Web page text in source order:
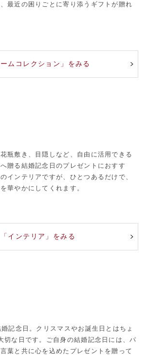
最近の困りごとに寄り添うギフトが贈れ
ームコレクション」をみる
瓶敷き、目隠しなど、自由に活用できる
贈る結婚記念日のプレゼントにおすす
インテリアですが、ひとつあるだけで、
華やかにしてくれます。
「インテリア」をみる
記念日。クリスマスやお誕生日とはちょ
切な日です。ご自身の結婚記念日には、パ
葉と共に心を込めたプレゼントを贈って